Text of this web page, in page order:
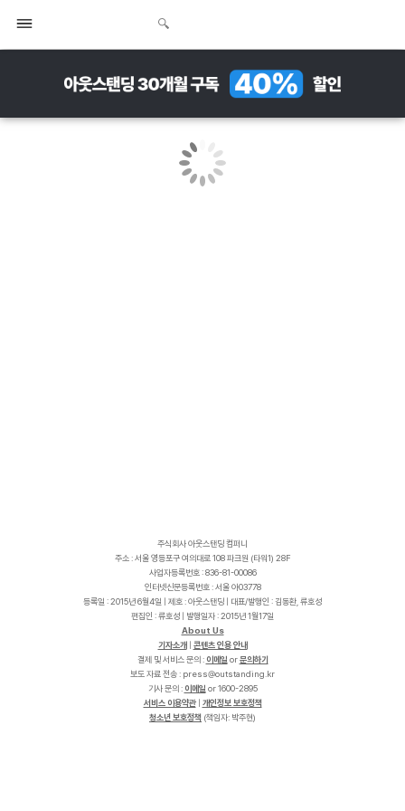
주식회사 아웃스탠딩 컴퍼니
주소 : 서울 영등포구 여의대로 108 파크원 (타워1) 28F
사업자등록번호 : 836-81-00086
인터넷신문등록번호 : 서울 아03778
등록일 : 2015년 6월4일 | 제호 : 아웃스탠딩 | 대표/발행인 : 김동환, 류호성
편집인 : 류호성 | 발행일자 : 2015년 1월17일
About Us
기자소개
콘텐츠 인용 안내
결제 및 서비스 문의 : 이메일 or문의하기
보도 자료 전송 :
r
k
.
g
n
i
d
n
a
t
s
t
u
o
@
s
s
e
r
p
기사 문의 : 이메일 or 1600-2895
서비스 이용약관| 개인정보 보호정책
청소년 보호정책 (책임자: 박주현)